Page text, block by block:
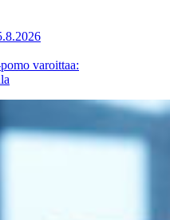
varoittaa: